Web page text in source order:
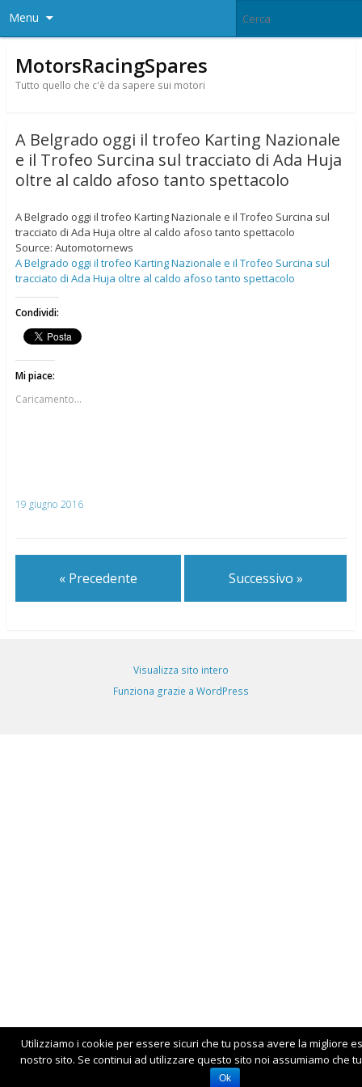
Menu
MotorsRacingSpares
Tutto quello che c'è da sapere sui motori
A Belgrado oggi il trofeo Karting Nazionale
e il Trofeo Surcina sul tracciato di Ada Huja
oltre al caldo afoso tanto spettacolo
A Belgrado oggi il trofeo Karting Nazionale e il Trofeo Surcina sul
tracciato di Ada Huja oltre al caldo afoso tanto spettacolo
Source: Automotornews
A Belgrado oggi il trofeo Karting Nazionale e il Trofeo Surcina sul
tracciato di Ada Huja oltre al caldo afoso tanto spettacolo
Condividi:
Mi piace:
Caricamento...
19 giugno 2016
« Precedente Successivo »
Visualizza sito intero
Funziona grazie a WordPress
Utilizziamo i cookie per essere sicuri che tu possa avere la migliore
nostro sito. Se continui ad utilizzare questo sito noi assumiamo che
Ok